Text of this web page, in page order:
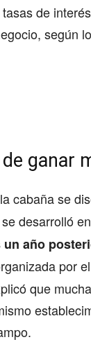
de
según
ganar
cabaña se
se desarrolló
año
por el
que